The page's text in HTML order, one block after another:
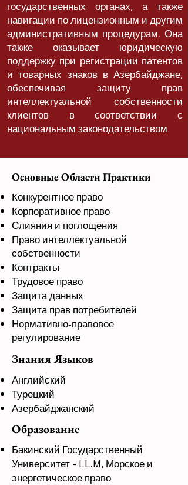
государственных органах, а также
навигации по лицензионным и другим
административным процедурам. Она
также оказывает юридическую
поддержку при регистрации патентов
и товарных знаков в Азербайджане,
обеспечивая защиту прав
интеллектуальной собственности
клиентов в соответствии с
национальным законодательством.
Основные Области Практики
Конкурентное право
Корпоративное право
Слияния и поглощения
Право интеллектуальной
собственности
Контракты
Трудовое право
Защита данных
Защита прав потребителей
Нормативно-правовое
регулирование
Знания Языков
Английский
Турецкий
Азербайджанский
Образование
Бакинский Государственный
Университет - LL.M, Морское и
энергетическое право